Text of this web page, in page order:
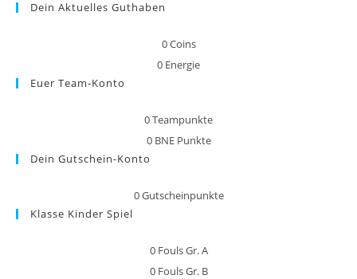
Dein Aktuelles Guthaben
0Coins
0 Energie
Euer Team-Konto
0Teampunkte
0 BNE Punkte
Dein Gutschein-Konto
0Gutscheinpunkte
Klasse Kinder Spiel
0 Fouls Gr. A
0 Fouls Gr. B